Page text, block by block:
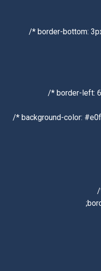
border-bottom:
border-left:
background-color: